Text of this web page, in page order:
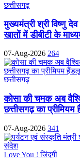
छत्तीसगढ़
मुख्यमंत्री श्री विष्णु
खातों में डीबीटी के
07-Aug-2026 264
छत्तीसगढ़
कोसा की चमक अब
छत्तीसगढ़ का
07-Aug-2026 341
Love You ! जिंदगी